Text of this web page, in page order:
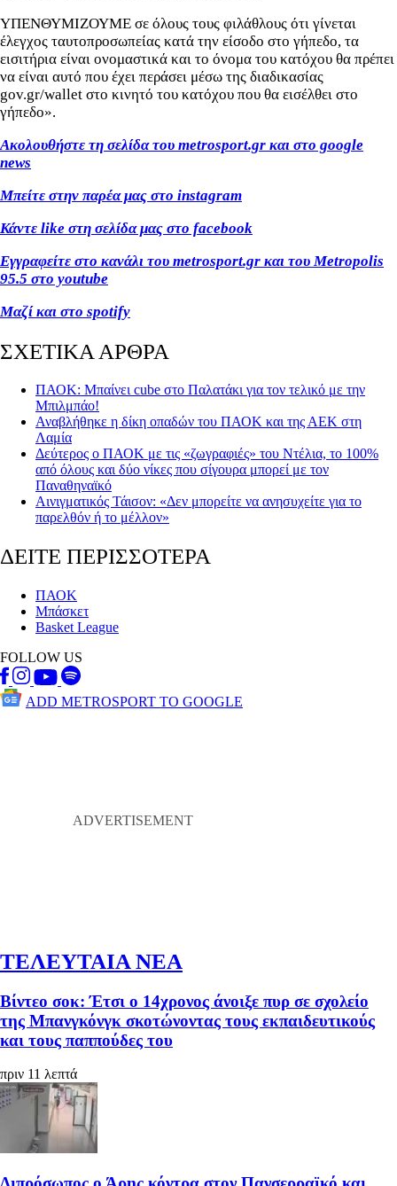
ΥΠΕΝΘΥΜΙΖΟΥΜΕ σε όλους τους φιλάθλους ότι γίνεται
έλεγχος ταυτοπροσωπείας κατά την είσοδο στο γήπεδο, τα
εισιτήρια είναι ονομαστικά και το όνομα του κατόχου θα πρέπει
να είναι αυτό που έχει περάσει μέσω της διαδικασίας
gov.gr/wallet στο κινητό του κατόχου που θα εισέλθει στο
γήπεδο».
Ακολουθήστε τη σελίδα του metrosport.gr και στο google
news
Μπείτε στην παρέα μας στο instagram
Κάντε like στη σελίδα μας στο facebook
Εγγραφείτε στο κανάλι του metrosport.gr και του Metropolis
95.5 στο youtube
Μαζί και στο spotify
ΣΧΕΤΙΚΑ ΑΡΘΡΑ
ΠΑΟΚ: Μπαίνει cube στο Παλατάκι για τον τελικό με την
Μπιλμπάο!
Αναβλήθηκε η δίκη οπαδών του ΠΑΟΚ και της ΑΕΚ στη
Λαμία
Δεύτερος ο ΠΑΟΚ με τις «ζωγραφιές» του Ντέλια, το 100%
από όλους και δύο νίκες που σίγουρα μπορεί με τον
Παναθηναϊκό
Αινιγματικός Τάισον: «Δεν μπορείτε να ανησυχείτε για το
παρελθόν ή το μέλλον»
ΔΕΙΤΕ ΠΕΡΙΣΣΟΤΕΡΑ
ΠΑΟΚ
Μπάσκετ
Basket League
FOLLOW US
ADD METROSPORT TO GOOGLE
ΤΕΛΕΥΤΑΙΑ ΝΕΑ
Βίντεο σοκ: Έτσι ο 14χρονος άνοιξε πυρ σε σχολείο
της Μπανγκόνγκ σκοτώνοντας τους εκπαιδευτικούς
και τους παππούδες του
πριν 11 λεπτά